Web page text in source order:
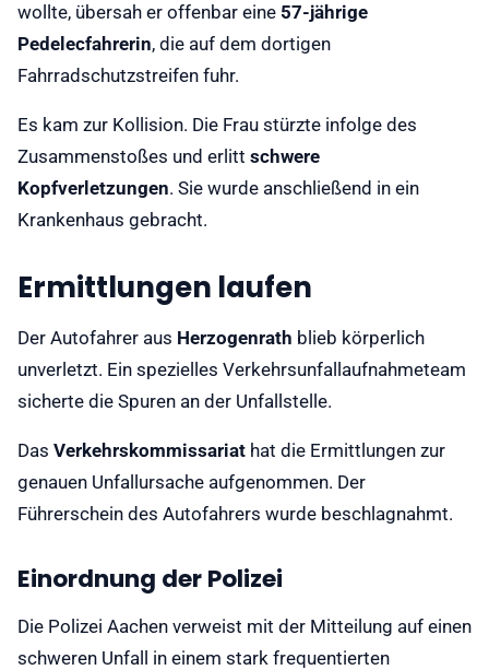
wollte, übersah er offenbar eine 57-jährige
Pedelecfahrerin, die auf dem dortigen
Fahrradschutzstreifen fuhr.
Es kam zur Kollision. Die Frau stürzte infolge des
Zusammenstoßes und erlitt schwere
Kopfverletzungen. Sie wurde anschließend in ein
Krankenhaus gebracht.
Ermittlungen laufen
Der Autofahrer aus Herzogenrath blieb körperlich
unverletzt. Ein spezielles Verkehrsunfallaufnahmeteam
sicherte die Spuren an der Unfallstelle.
Das Verkehrskommissariat hat die Ermittlungen zur
genauen Unfallursache aufgenommen. Der
Führerschein des Autofahrers wurde beschlagnahmt.
Einordnung der Polizei
Die Polizei Aachen verweist mit der Mitteilung auf einen
schweren Unfall in einem stark frequentierten